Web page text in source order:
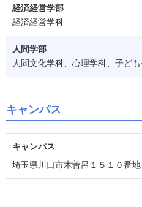
経済経営学部
経済経営学科
人間学部
人間文化学科、心理学科、子ど
キャンパス
キャンパス
埼玉県川口市木曽呂１５１０番地